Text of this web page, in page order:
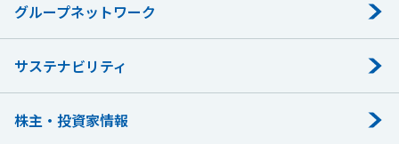
グループネットワーク
サステナビリティ
株主・投資家情報